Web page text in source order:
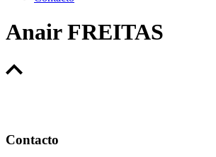
Anair FREITAS
Contacto